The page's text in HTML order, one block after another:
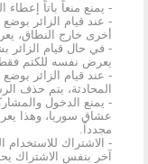
- يمنع منعاً باتاً
- عند قيام الزائر
أخرى خارج النطاق،
- في حال قيام الزائر
يعرض نفسه للكتم فقط
- عند قيام الزائر
المحادثة، يتم حذف
- يمنع الدخول
عشاق سوريا، وهذا
مجدداً.
- الاشتراك
آخر بنفس الاشتراك